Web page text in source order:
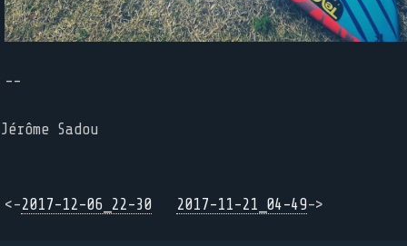
--
Jérôme Sadou
<-2017-12-06_22-30 2017-11-21_04-49->